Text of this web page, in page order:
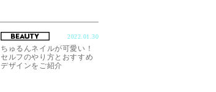
2022.01.30
ちゅるんネイルが可愛い！
セルフのやり方とおすすめ
デザインをご紹介